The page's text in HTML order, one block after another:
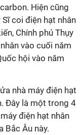
Hiện cũng
coi điện hạt nhân
Chính phủ Thụy
vào cuối năm
hội vào năm
nhà máy điện hạt
Đây là một trong 4
điện hạt nhân
Bắc Âu này.